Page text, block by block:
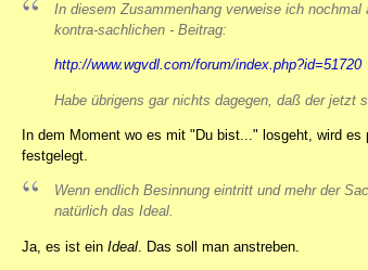
In diesem Zusammenhang verweise ich nochmal
kontra-sachlichen - Beitrag:
http://www.wgvdl.com/forum/index.php?id=51720
Habe übrigens gar nichts dagegen, daß der jetzt
In dem Moment wo es mit "Du bist..." losgeht, wird
festgelegt.
Wenn endlich Besinnung eintritt und mehr der
natürlich das Ideal.
Ja, es ist ein Ideal . Das soll man anstreben.